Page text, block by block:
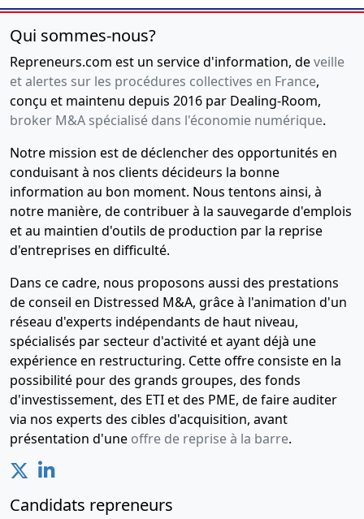
Qui sommes-nous?
Repreneurs.com est un service d'information, deveille
et alertes sur les procédures collectives en France,
conçu et maintenu depuis 2016 par Dealing-Room,
broker M&A spécialisé dans l'économie numérique.
Notre mission est de déclencher des opportunités en
conduisant à nos clients décideurs la bonne
information au bon moment. Nous tentons ainsi, à
notre manière, de contribuer à la sauvegarde d'emplois
et au maintien d'outils de production par la reprise
d'entreprises en difficulté.
Dans ce cadre, nous proposons aussi des prestations
de conseil en Distressed M&A, grâce à l'animation d'un
réseau d'experts indépendants de haut niveau,
spécialisés par secteur d'activité et ayant déjà une
expérience en restructuring. Cette offre consiste en la
possibilité pour des grands groupes, des fonds
d'investissement, des ETI et des PME, de faire auditer
via nos experts des cibles d'acquisition, avant
présentation d'une offre de reprise à la barre.
Candidats repreneurs